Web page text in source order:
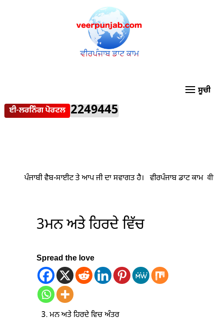
ਈ-ਲਰਨਿੰਗ ਪੋਰਟਲ 2249445
3ਮਨ ਅਤੇ ਹਿਰਦੇ ਵਿੱਚ
Spread the love
3. ਮਨ ਅਤੇ ਹਿਰਦੇ ਵਿਚ ਅੰਤਰ